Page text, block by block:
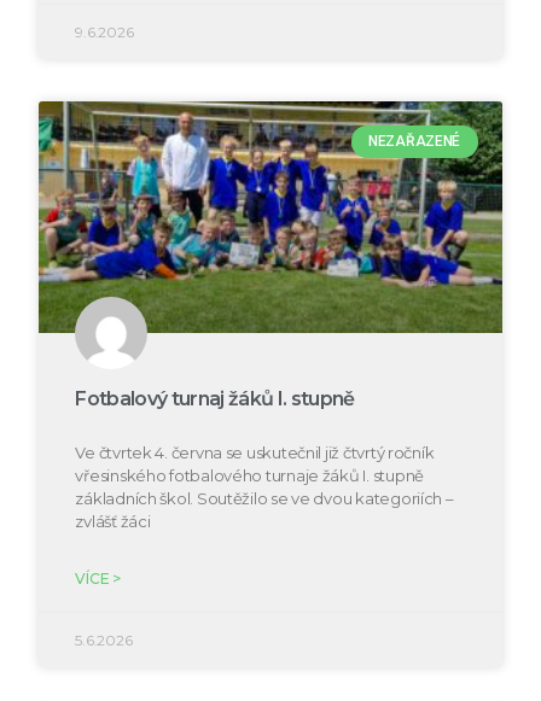
9.6.2026
NEZAŘAZENÉ
Fotbalový turnaj žáků I. stupně
Ve čtvrtek 4. června se uskutečnil již čtvrtý ročník
vřesinského fotbalového turnaje žáků I. stupně
základních škol. Soutěžilo se ve dvou kategoriích –
zvlášť žáci
VÍCE >
5.6.2026